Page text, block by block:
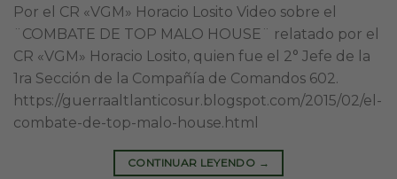
Por el CR «VGM» Horacio Losito Video sobre el
¨COMBATE DE TOP MALO HOUSE¨ relatado por el
CR «VGM» Horacio Losito, quien fue el 2° Jefe de la
1ra Sección de la Compañía de Comandos 602.
https://guerraaltlanticosur.blogspot.com/2015/02/el-
combate-de-top-malo-house.html
CONTINUAR LEYENDO →